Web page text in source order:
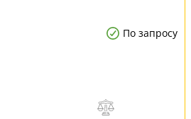
По запросу